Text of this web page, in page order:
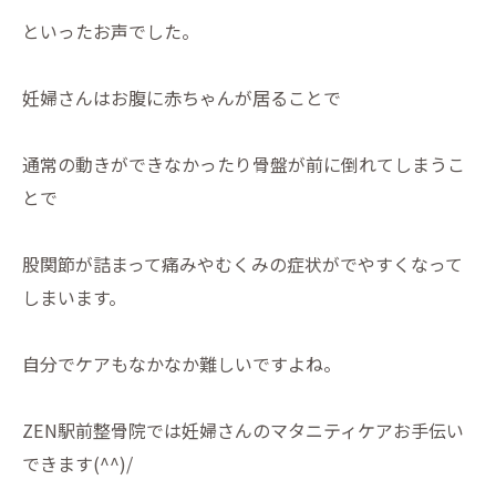
といったお声でした。
妊婦さんはお腹に赤ちゃんが居ることで
通常の動きができなかったり骨盤が前に倒れてしまうこ
とで
股関節が詰まって痛みやむくみの症状がでやすくなって
しまいます。
自分でケアもなかなか難しいですよね。
ZEN駅前整骨院では妊婦さんのマタニティケアお手伝い
できます(^^)/